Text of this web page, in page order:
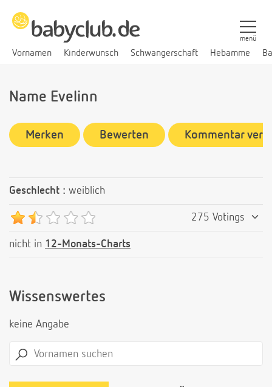
Vornamen Kinderwunsch Schwangerschaft Hebamme
menü
Name Evelinn
Merken Bewerten Kommentar
Geschlecht : weiblich
275 Votings
nicht in 12-Monats-Charts
Wissenswertes
keine Angabe